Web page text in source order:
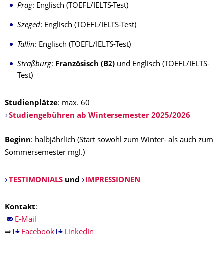
Prag: Englisch (TOEFL/IELTS-Test)
Szeged: Englisch (TOEFL/IELTS-Test)
Tallin: Englisch (TOEFL/IELTS-Test)
Straßburg: Französisch (B2) und Englisch (TOEFL/IELTS-
Test)
Studienplätze: max. 60
Studiengebühren ab Wintersemester 2025/2026
Beginn: halbjährlich (Start sowohl zum Winter- als auch zum
Sommersemester mgl.)
TESTIMONIALSund IMPRESSIONEN
Kontakt:
E-Mail
⇒
Facebook LinkedIn